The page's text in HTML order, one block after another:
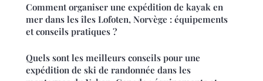
Comment organiser une expédition de kayak en
mer dans les îles Lofoten, Norvège : équipements
et conseils pratiques ?
Quels sont les meilleurs conseils pour une
expédition de ski de randonnée dans les